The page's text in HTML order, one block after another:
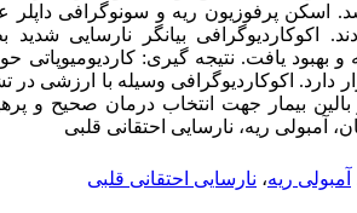
علوم پزشکی بابل در سال 1384 بستری شد. اسکن پرفوزیون ریه و
اکوکاردیوگرافی بیانگر نارسایی
بهبود یافت. نتیجه گیری: کاردیومیوپاتی
اکوکاردیوگرافی وسیله با ارزشی
بیمار جهت انتخاب درمان صحیح و
آمبولی ریه، نارسایی احتقانی قلبی
آمبولی ریه، نارسایی احتقانی قلبی